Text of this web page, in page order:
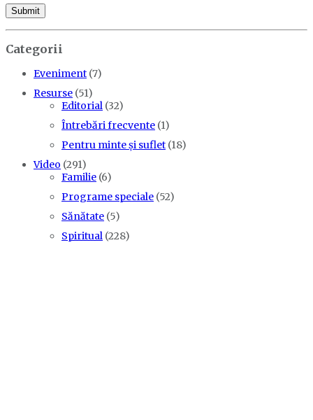
Categorii
Eveniment (7)
Resurse (51)
Editorial (32)
Întrebări frecvente (1)
Pentru minte și suflet (18)
Video (291)
Familie (6)
Programe speciale (52)
Sănătate (5)
Spiritual (228)